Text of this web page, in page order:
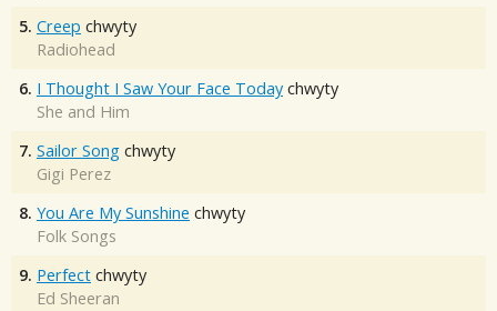
5. Creep chwyty
Radiohead
6. I Thought I Saw Your Face Today chwyty
She and Him
7. Sailor Song chwyty
Gigi Perez
8. You Are My Sunshine chwyty
Folk Songs
9. Perfect chwyty
Ed Sheeran